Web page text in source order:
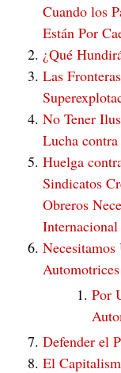
Cuando los
Están Por
¿Qué
Las
No Tener
Lucha
Huelga
Sindicatos
Obreros
Internacional
Por
Defender el
El